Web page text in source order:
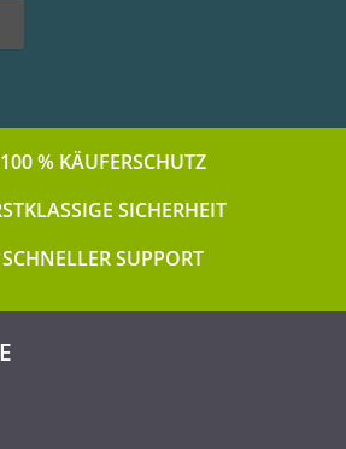
100 % KÄUFERSCHUTZ
SICHERHEIT
SCHNELLER SUPPORT